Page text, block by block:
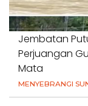
Jembatan
Perjuangan
Mata
MENYEBRANGI